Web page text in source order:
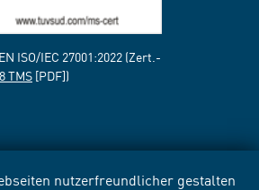
nutzerfreundlicher gestalten
ISO/IEC 27001:2022 (Zert.-
TMS[PDF])